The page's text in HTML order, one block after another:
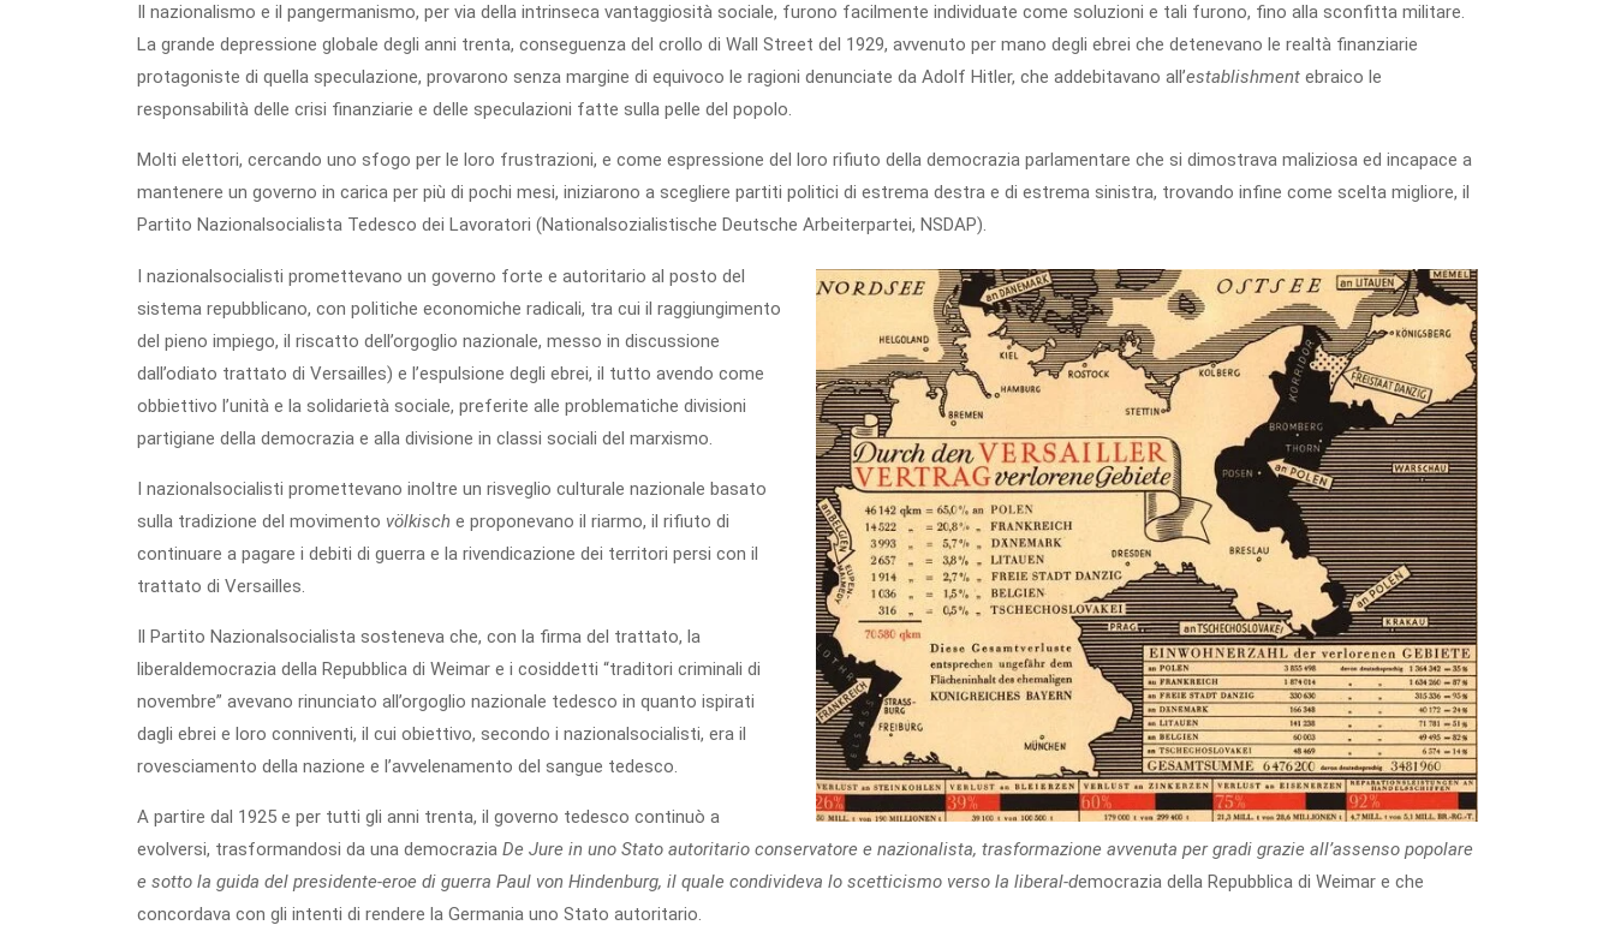
Il nazionalismo e il pangermanismo, per via della intrinseca vantaggiosità sociale, furono facilmente individuate come soluzioni e tali furono, fino alla sconfitta militare.
La grande depressione globale degli anni trenta, conseguenza del crollo di Wall Street del 1929, avvenuto per mano degli ebrei che detenevano le realtà finanziarie
protagoniste di quella speculazione, provarono senza margine di equivoco le ragioni denunciate da Adolf Hitler, che addebitavano all’establishment ebraico le
responsabilità delle crisi finanziarie e delle speculazioni fatte sulla pelle del popolo.
Molti elettori, cercando uno sfogo per le loro frustrazioni, e come espressione del loro rifiuto della democrazia parlamentare che si dimostrava maliziosa ed incapace a
mantenere un governo in carica per più di pochi mesi, iniziarono a scegliere partiti politici di estrema destra e di estrema sinistra, trovando infine come scelta migliore, il
Partito Nazionalsocialista Tedesco dei Lavoratori (Nationalsozialistische Deutsche Arbeiterpartei, NSDAP).
I nazionalsocialisti promettevano un governo forte e autoritario al posto del
sistema repubblicano, con politiche economiche radicali, tra cui il raggiungimento
del pieno impiego, il riscatto dell’orgoglio nazionale, messo in discussione
dall’odiato trattato di Versailles) e l’espulsione degli ebrei, il tutto avendo come
obbiettivo l’unità e la solidarietà sociale, preferite alle problematiche divisioni
partigiane della democrazia e alla divisione in classi sociali del marxismo.
I nazionalsocialisti promettevano inoltre un risveglio culturale nazionale basato
sulla tradizione del movimento völkisch e proponevano il riarmo, il rifiuto di
continuare a pagare i debiti di guerra e la rivendicazione dei territori persi con il
trattato di Versailles.
Il Partito Nazionalsocialista sosteneva che, con la firma del trattato, la
liberaldemocrazia della Repubblica di Weimar e i cosiddetti “traditori criminali di
novembre” avevano rinunciato all’orgoglio nazionale tedesco in quanto ispirati
dagli ebrei e loro conniventi, il cui obiettivo, secondo i nazionalsocialisti, era il
rovesciamento della nazione e l’avvelenamento del sangue tedesco.
A partire dal 1925 e per tutti gli anni trenta, il governo tedesco continuò a
evolversi, trasformandosi da una democrazia De Jure in uno Stato autoritario conservatore e nazionalista, trasformazione avvenuta per gradi grazie all’assenso popolare
e sotto la guida del presidente-eroe di guerra Paul von Hindenburg, il quale condivideva lo scetticismo verso la liberal-democrazia della Repubblica di Weimar e che
concordava con gli intenti di rendere la Germania uno Stato autoritario.